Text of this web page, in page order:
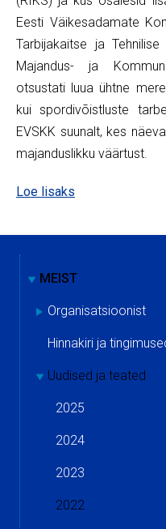
Eesti Väikesadamate
Tarbijakaitse ja
Majandus- ja
otsustati luua ühtne
kui spordivõistluste
EVSKK suunalt, kes
majanduslikku väärtust.
Loe lisaks
MEIST
Organisatsioonist
Hinnakiri ja
Uudised ja teated
2025
2024
2023
2022